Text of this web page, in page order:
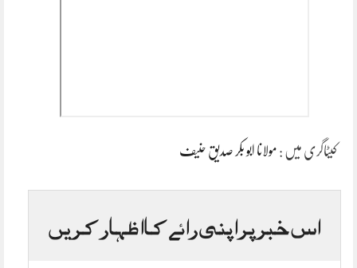
کیٹاگری میں : مولانا ابو بکر صدیق حنیف
اس خبر پر اپنی رائے کا اظہار کریں